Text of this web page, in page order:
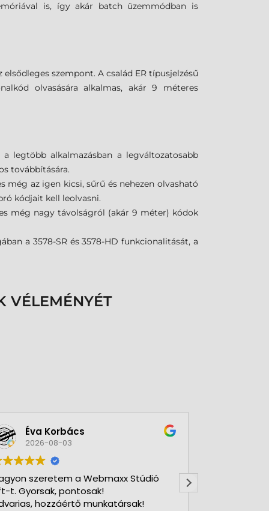
is, így akár batch üzemmódban is
szempont. A család ER típusjelzésű
olvasására alkalmas, akár 9 méteres
legtöbb alkalmazásban a legváltozatosabb
továbbítására.
még az igen kicsi, sűrű és nehezen olvasható
kódjait kell leolvasni.
még nagy távolságról (akár 9 méter) kódok
a 3578-SR és 3578-HD funkcionalitását, a
VÉLEMÉNYÉT
Éva Korbács
2026-08-03
szeretem a Webmaxx Stúdió
t. Gyorsak, pontosak!
hozzáértő munkatársak!